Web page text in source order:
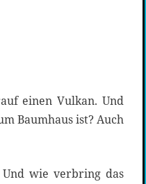
einen Vulkan. Und
Baumhaus ist? Auch
Und wie verbring das